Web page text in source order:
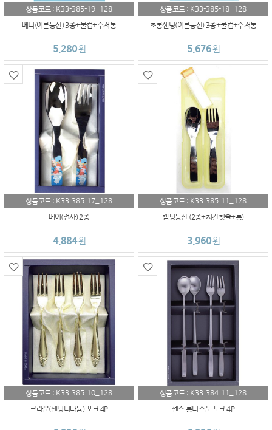
상품코드 : K33-385-19_128
베니(어른등산) 3종+물컵+수저통
5,280원
상품코드 : K33-385-18_128
초롱샌딩(어른등산) 3종+물컵+수저통
5,676원
상품코드 : K33-385-17_128
베어(전사) 2종
4,884원
상품코드 : K33-385-11_128
캠핑등산 (2종+치간칫솔+통)
3,960원
상품코드 : K33-385-10_128
크라운(샌딩티타늄) 포크 4P
상품코드 : K33-384-11_128
센스 롱티스푼 포크 4P